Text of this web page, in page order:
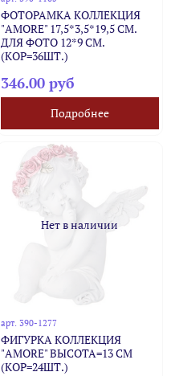
ФОТОРАМКА КОЛЛЕКЦИЯ
"AMORE" 17,5*3,5*19,5 СМ.
ДЛЯ ФОТО 12*9 СМ.
(КОР=36ШТ.)
346.00 руб
Подробнее
Нет в наличии
арт. 390-1277
ФИГУРКА КОЛЛЕКЦИЯ
"AMORE" ВЫСОТА=13 СМ
(КОР=24ШТ.)